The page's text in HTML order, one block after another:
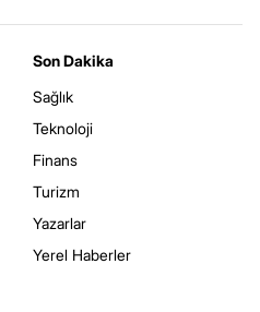
Son Dakika
Sağlık
Teknoloji
Finans
Turizm
Yazarlar
Yerel Haberler